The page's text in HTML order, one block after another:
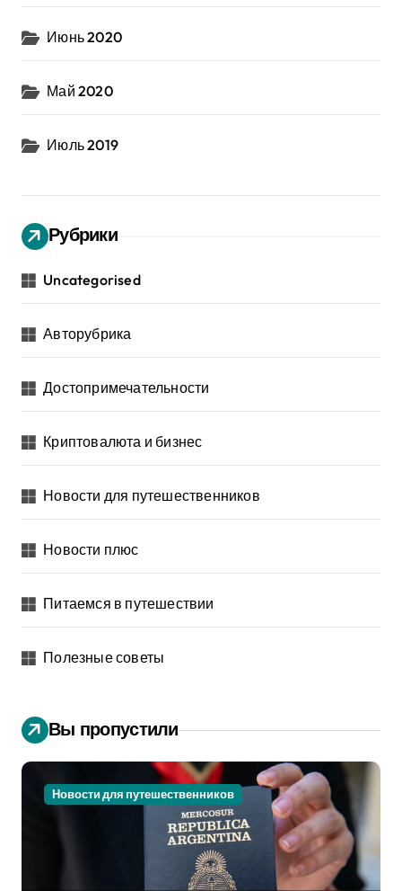
Июнь 2020
Май 2020
Июль 2019
Рубрики
Uncategorised
Авторубрика
Достопримечательности
Криптовалюта и бизнес
Новости для путешественников
Новости плюс
Питаемся в путешествии
Полезные советы
Вы пропустили
Новости для путешественников